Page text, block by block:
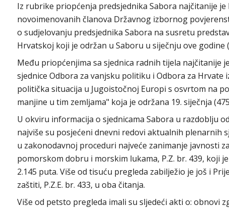
Iz rubrike priopćenja predsjednika Sabora najčitanije
novoimenovanih članova Državnog izbornog
o sudjelovanju predsjednika Sabora na susretu
Hrvatskoj koji je održan u Saboru u siječnju ove godine
Među priopćenjima sa sjednica radnih tijela najčitanije
sjednice Odbora za vanjsku politiku i Odbora za Hrvate
politička situacija u Jugoistočnoj Europi s osvrtom na
manjine u tim zemljama" koja je održana 19. siječnja
U okviru informacija o sjednicama Sabora u razdoblju
najviše su posjećeni dnevni redovi aktualnih plenarnih
u zakonodavnoj proceduri najveće zanimanje javnosti
pomorskom dobru i morskim lukama, P.Z. br. 439, koji
2.145 puta. Više od tisuću pregleda zabilježio je još i
zaštiti, P.Z.E. br. 433, u oba čitanja.
Više od petsto pregleda imali su sljedeći akti o: obnovi